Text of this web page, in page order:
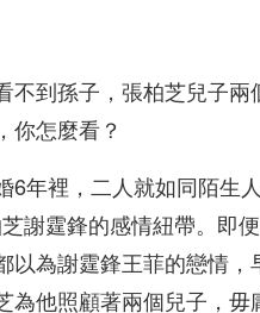
不到孫子，張柏芝兒子
你怎麼看？
6年裡，二人就如同陌生
謝霆鋒的感情紐帶。即
以為謝霆鋒王菲的戀情
為他照顧著兩個兒子，